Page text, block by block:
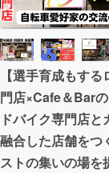
ビジ
まち
【選手育成もす
門店×Cafe＆Bar
ドバイク専門店
融合した店舗をつ
ストの集いの場を